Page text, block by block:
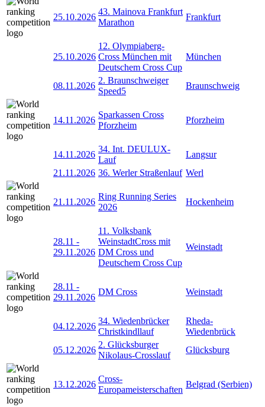
25.10.2026
43. Mainova Frankfurt
Marathon
Frankfurt
25.10.2026
12. Olympiaberg-
Cross München mit
Deutschem Cross Cup
München
08.11.2026
2. Braunschweiger
Speed5
Braunschweig
14.11.2026
Sparkassen Cross
Pforzheim
Pforzheim
14.11.2026
34. Int. DEULUX-
Lauf
Langsur
21.11.2026 36. Werler Straßenlauf Werl
21.11.2026
Ring Running Series
2026
Hockenheim
28.11 -
29.11.2026
11. Volksbank
WeinstadtCross mit
DM Cross und
Deutschem Cross Cup
Weinstadt
28.11 -
29.11.2026
DM Cross Weinstadt
04.12.2026
34. Wiedenbrücker
Christkindllauf
Rheda-
Wiedenbrück
05.12.2026
2. Glücksburger
Nikolaus-Crosslauf
Glücksburg
13.12.2026
Cross-
Europameisterschaften
Belgrad (Serbien)